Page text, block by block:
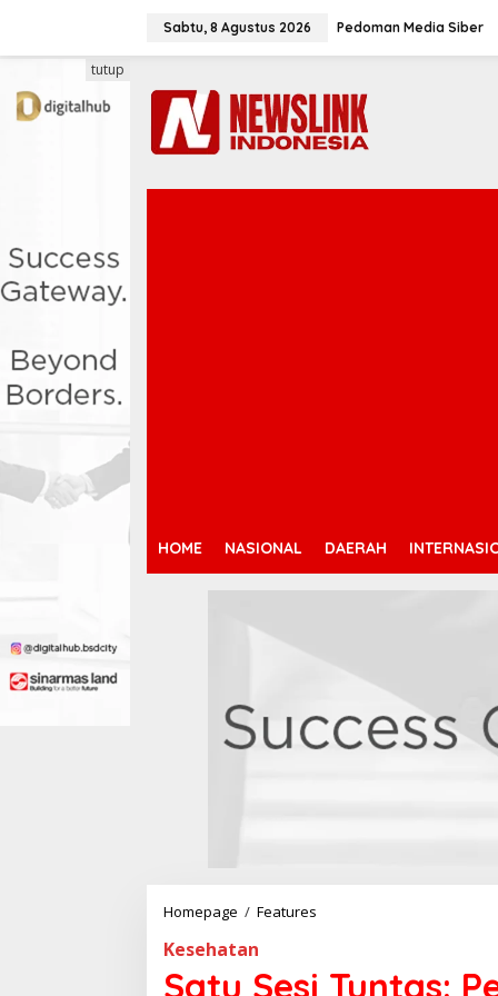
Sabtu, 8 Agustus 2026 Pedoman Media Siber
HOME NASIONAL DAERAH
tutup
Homepage / Features
Kesehatan
Satu Sesi Tuntas: